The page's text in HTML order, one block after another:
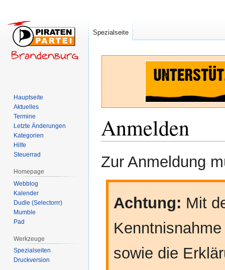
Anmelden
Navigation
Suche
Zur Anmeldung
Achtung: Mit
sowie die
Spezialseite
Hauptseite
Aktuelles
Termine
Letzte Änderungen
Kategorien
Hilfe
Steuerrad
Homepage
Webblog
Kalender
Dudle (Selectorrr)
Mumble
Pad
Werkzeuge
Spezialseiten
Druckversion